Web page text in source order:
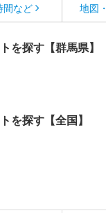
間など 地図
を探す【群馬県】
を探す【全国】